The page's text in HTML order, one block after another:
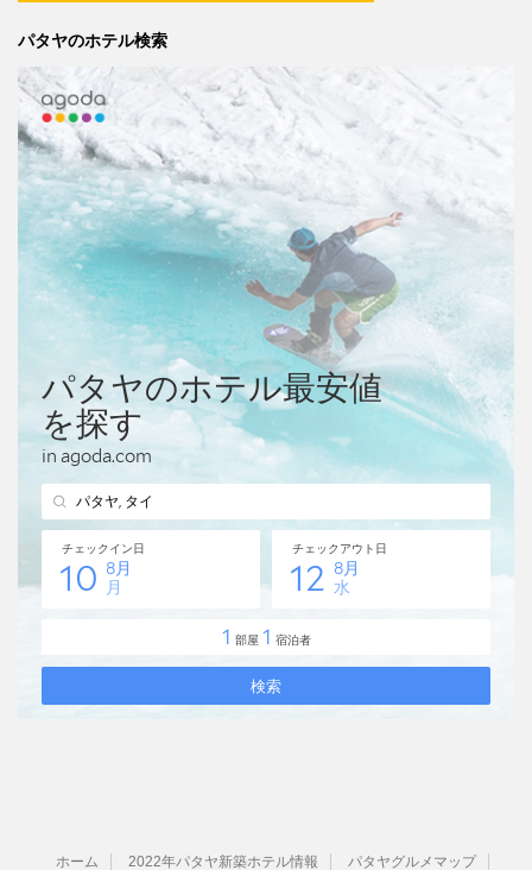
パタヤのホテル検索
ホーム 2022年パタヤ新築ホテル情報 パタヤグルメマップ